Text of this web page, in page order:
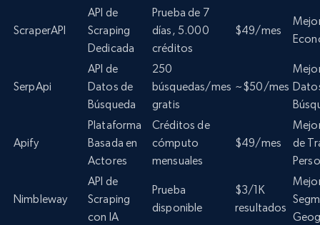
ScraperAPI
API de
Scraping
Dedicada
Prueba de 7
días, 5.000
créditos
$49/mes
SerpApi
API de
Datos de
Búsqueda
250
búsquedas/mes
gratis
~$50/mes
Apify
Plataforma
Basada en
Actores
Créditos de
cómputo
mensuales
$49/mes
de
Nimbleway
API de
Scraping
con IA
Prueba
disponible
$3/1K
resultados